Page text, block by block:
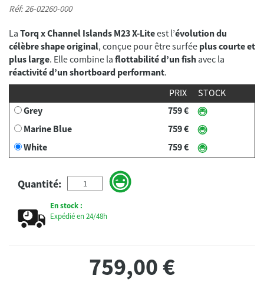
Réf: 26-02260-000
La Torq x Channel Islands M23 X-Liteest l’évolution du
célèbre shape original, conçue pour être surfée plus courte et
plus large. Elle combine la flottabilité d’un fish avec la
réactivité d’un shortboard performant.
PRIX
STOCK
Grey
759 €
Marine Blue
759 €
White
759 €
Quantité:
En stock :
Expédié en 24/48h
759,00€